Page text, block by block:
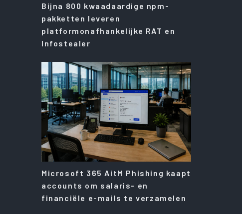
Bijna 800 kwaadaardige npm-
pakketten leveren
platformonafhankelijke RAT en
Infostealer
Microsoft 365 AitM Phishing kaapt
accounts om salaris- en
financiële e-mails te verzamelen